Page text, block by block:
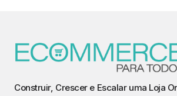
Construir, Crescer e Escalar uma Loja